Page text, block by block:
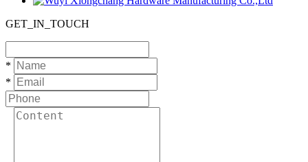
GET_IN_TOUCH
*
*